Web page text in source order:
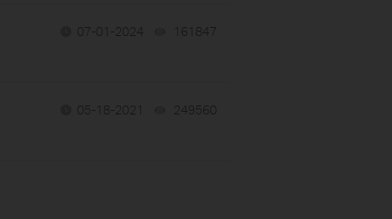
07-01-2024 161847
05-18-2021 249560